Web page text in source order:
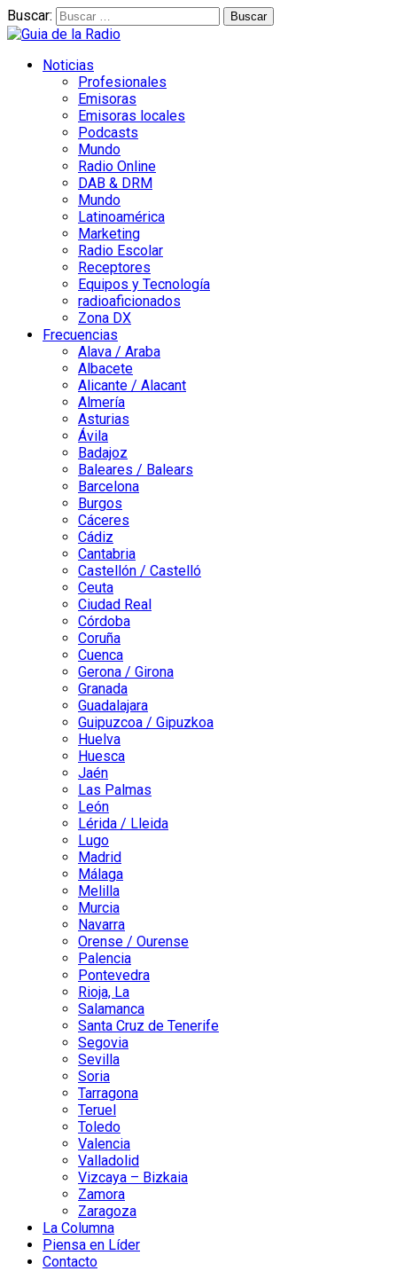
Buscar:
Noticias
Profesionales
Emisoras
Emisoras locales
Podcasts
Mundo
Radio Online
DAB & DRM
Mundo
Latinoamérica
Marketing
Radio Escolar
Receptores
Equipos y Tecnología
radioaficionados
Zona DX
Frecuencias
Alava / Araba
Albacete
Alicante / Alacant
Almería
Asturias
Ávila
Badajoz
Baleares / Balears
Barcelona
Burgos
Cáceres
Cádiz
Cantabria
Castellón / Castelló
Ceuta
Ciudad Real
Córdoba
Coruña
Cuenca
Gerona / Girona
Granada
Guadalajara
Guipuzcoa / Gipuzkoa
Huelva
Huesca
Jaén
Las Palmas
León
Lérida / Lleida
Lugo
Madrid
Málaga
Melilla
Murcia
Navarra
Orense / Ourense
Palencia
Pontevedra
Rioja, La
Salamanca
Santa Cruz de Tenerife
Segovia
Sevilla
Soria
Tarragona
Teruel
Toledo
Valencia
Valladolid
Vizcaya – Bizkaia
Zamora
Zaragoza
La Columna
Piensa en Líder
Contacto